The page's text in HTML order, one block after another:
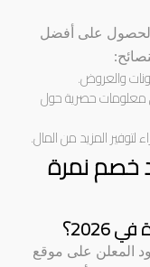
على أفضل
والعروض.
معلومات حصرية حول
المزيد من المال.
خصم نمرة
في 2026 هو الكود المعلن على موقع